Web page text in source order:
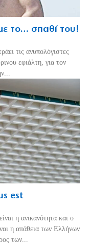
το… σπαθί του!
τις ανυπολόγιστες
εφιάλτη, για τον
est
η ανικανότητα και ο
η απάθεια των Ελλήνων
των...